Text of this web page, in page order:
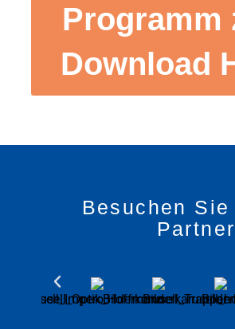
Programm
Download
Besuchen Sie
Partner